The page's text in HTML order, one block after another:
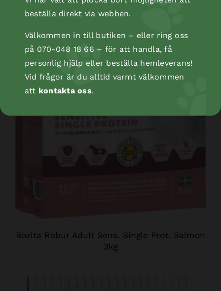
Bozita Robur Adult Sens. Single Prot. Salmon
3kg
beställa direkt via webben.
Välkommen in till butiken – eller ring oss
på 070-048 18 66 – för att handla, få
personlig hjälp eller beställa hemleverans!
Vid frågor är du alltid varmt välkommen
att kontakta oss.